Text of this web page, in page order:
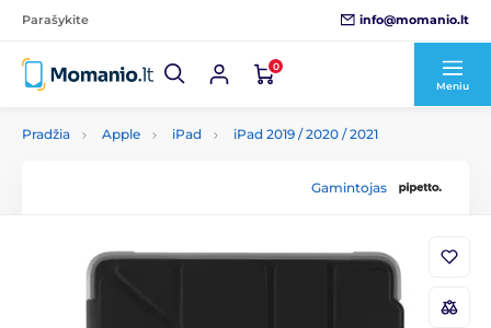
Parašykite info@momanio.lt
0
Meniu
Pradžia Apple iPad iPad 2019 / 2020 / 2021
Gamintojas